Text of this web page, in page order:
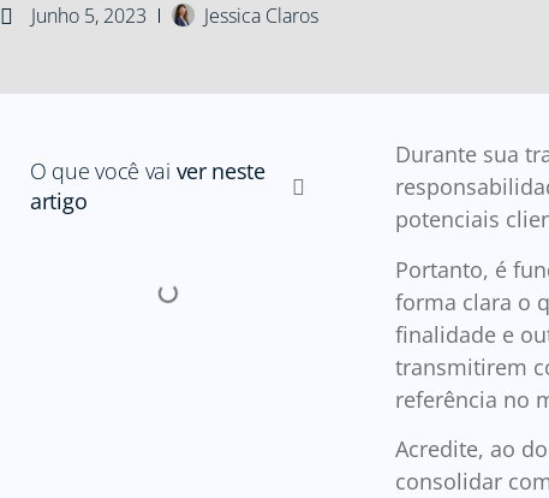
Junho 5, 2023 Jessica Claros
O que você vai ver neste
artigo
Durante sua
potenciais
Portanto, é
forma clara o
finalidade e
transmitirem
referência no
Acredite, ao
consolidar